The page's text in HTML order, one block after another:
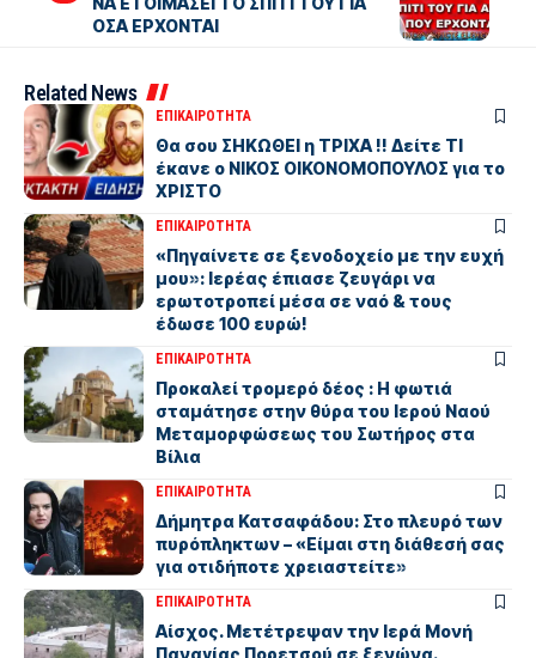
ΟΣΑ ΕΡΧΟΝΤΑΙ
Related News
ΕΠΙΚΑΙΡΟΤΗΤΑ
Θα σου ΣΗΚΩΘΕΙ η ΤΡΙΧΑ !! Δείτε ΤΙ
έκανε ο ΝΙΚΟΣ ΟΙΚΟΝΟΜΟΠΟΥΛΟΣ για το
ΧΡΙΣΤΟ
ΕΠΙΚΑΙΡΟΤΗΤΑ
«Πηγαίνετε σε ξενοδοχείο με την ευχή
μου»: Ιερέας έπιασε ζευγάρι να
ερωτοτροπεί μέσα σε ναό & τους
έδωσε 100 ευρώ!
ΕΠΙΚΑΙΡΟΤΗΤΑ
Προκαλεί τρομερό δέος : Η φωτιά
σταμάτησε στην θύρα του Ιερού Ναού
Μεταμορφώσεως του Σωτήρος στα
Βίλια
ΕΠΙΚΑΙΡΟΤΗΤΑ
Δήμητρα Κατσαφάδου: Στο πλευρό των
πυρόπληκτων – «Είμαι στη διάθεσή σας
για οτιδήποτε χρειαστείτε»
ΕΠΙΚΑΙΡΟΤΗΤΑ
Αίσχος. Μετέτρεψαν την Ιερά Μονή
Παναγίας Πορετσού σε ξενώνα.